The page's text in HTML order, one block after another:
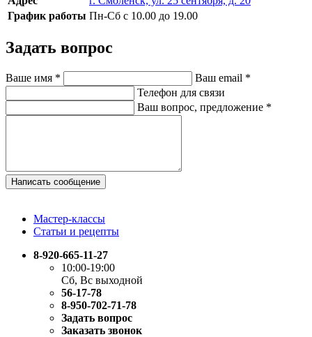
График работы Пн-Сб с 10.00 до 19.00
Задать вопрос
Ваше имя * Ваш email *
Телефон для связи
Ваш вопрос, предложение *
Написать сообщение
Мастер-классы
Статьи и рецепты
8-920-665-11-27
10:00-19:00
Сб, Вс выходной
56-17-78
8-950-702-71-78
Задать вопрос
Заказать звонок